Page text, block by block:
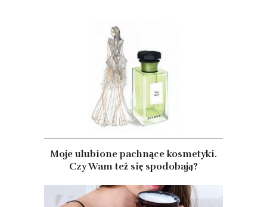
Moje ulubione pachnące kosmetyki.
Czy Wam też się spodobają?